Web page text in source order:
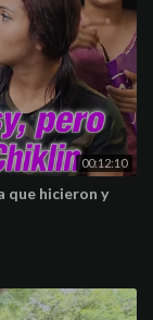
00:12:10
que hicieron y